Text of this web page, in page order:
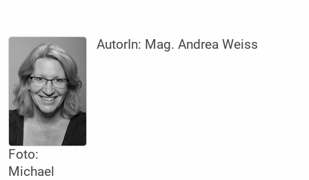
Foto:
Michael
AutorIn: Mag. Andrea Weiss